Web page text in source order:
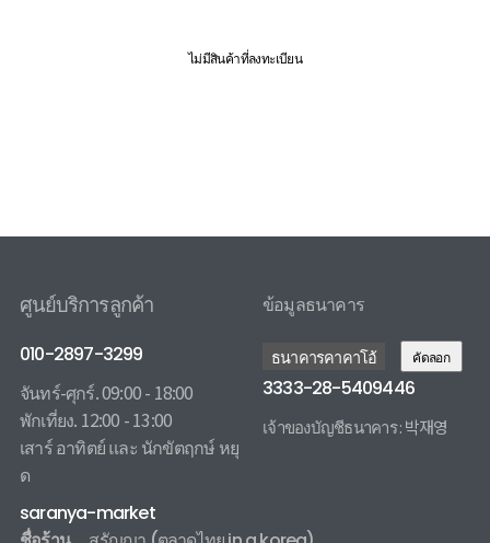
ไม่มีสินค้าที่ลงทะเบียน
ศูนย์บริการลูกค้า
010-2897-3299
จันทร์-ศุกร์. 09:00 - 18:00
พักเที่ยง. 12:00 - 13:00
เสาร์ อาทิตย์ และ นักขัตฤกษ์ หยุ
ด
ข้อมูลธนาคาร
ธนาคารคาคาโอ้ คัดลอก
3333-28-5409446
เจ้าของบัญชีธนาคาร : 박재영
saranya-market